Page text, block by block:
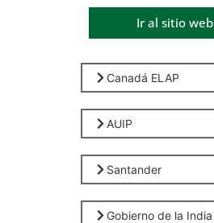
Canadá ELAP
AUIP
Santander
Gobierno de la India
Ir al sitio web